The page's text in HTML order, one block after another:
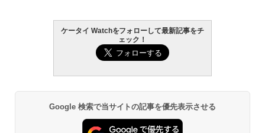
ケータイ Watchをフォローして最新記事をチ
ェック！
Google 検索で当サイトの記事を優先表示させる